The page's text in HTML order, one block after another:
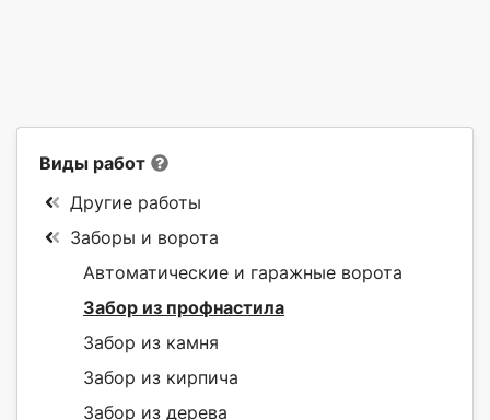
Виды работ
Другие работы
Заборы и ворота
Автоматические и гаражные ворота
Забор из профнастила
Забор из камня
Забор из кирпича
Забор из дерева